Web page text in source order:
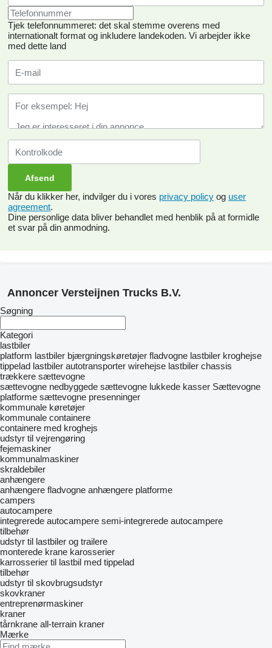
Tjek telefonnummeret: det skal stemme overens med
internationalt format og inkludere landekoden. Vi arbejder ikke
med dette land
Når du klikker her, indvilger du i vores privacy policy og user
agreement.
Dine personlige data bliver behandlet med henblik på at formidle
et svar på din anmodning.
Annoncer Versteijnen Trucks B.V.
Søgning
Kategori
lastbiler
platform lastbiler bjærgningskøretøjer fladvogne lastbiler kroghejse
tippelad lastbiler autotransporter wirehejse lastbiler chassis
trækkere sættevogne
sættevogne nedbyggede sættevogne lukkede kasser Sættevogne
platforme sættevogne presenninger
kommunale køretøjer
kommunale containere
containere med kroghejs
udstyr til vejrengøring
fejemaskiner
kommunalmaskiner
skraldebiler
anhængere
anhængere fladvogne anhængere platforme
campers
autocampere
integrerede autocampere semi-integrerede autocampere
tilbehør
udstyr til lastbiler og trailere
monterede krane karosserier
karrosserier til lastbil med tippelad
tilbehør
udstyr til skovbrugsudstyr
skovkraner
entreprenørmaskiner
kraner
tårnkrane all-terrain kraner
Mærke